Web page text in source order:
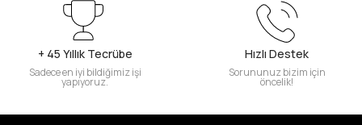
+ 45 Yıllık Tecrübe
Sadece en iyi bildiğimiz işi
yapıyoruz.
Hızlı Destek
Sorununuz bizim için
öncelik!